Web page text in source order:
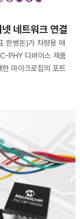
네트워크 연결
한병돈)가 차량용 애
PHY 디바이스 제품
마이크로칩의 포트